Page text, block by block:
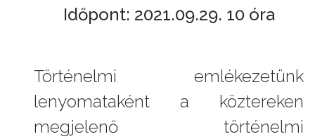
Időpont: 2021.09.29. 10 óra
Történelmi emlékezetünk
lenyomataként a köztereken
megjelenő történelmi